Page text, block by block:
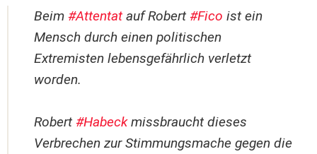
Beim #Attentat auf Robert #Fico ist ein
Mensch durch einen politischen
Extremisten lebensgefährlich verletzt
worden.
Robert #Habeckmissbraucht dieses
Verbrechen zur Stimmungsmache gegen die